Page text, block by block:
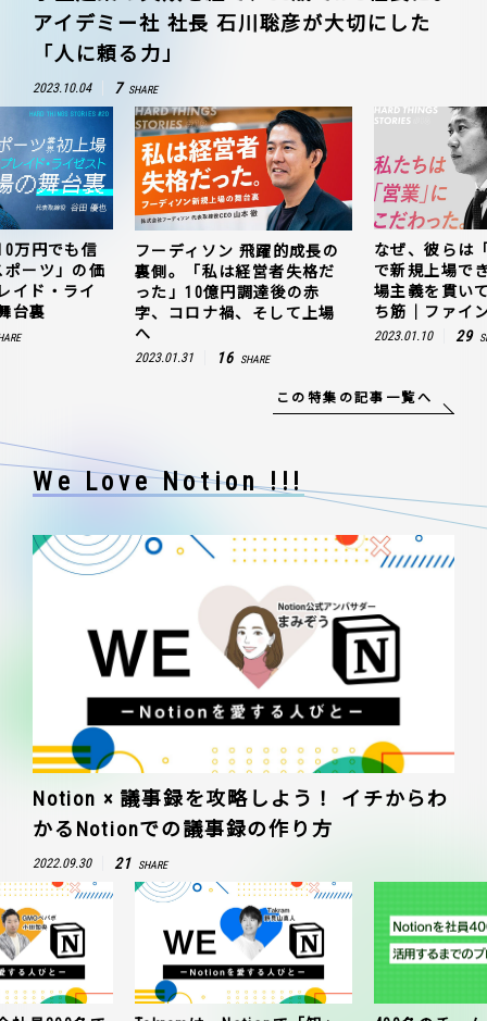
アイデミー社 社長 石川聡彦が大切にした
「人に頼る力」
2023.10.04 7 SHARE
万円でも信
ーツ」の価
イド・ライ
台裏
フーディソン 飛躍的成長の
裏側。「私は経営者失格だ
った」10億円調達後の赤
字、コロナ禍、そして上場
へ
2023.01.31 16 SHARE
なぜ、彼らは
で新規上場で
場主義を貫い
ち筋｜ファイ
2023.01.10 29
この特集の記事一覧へ
We Love Notion !!!
Notion × 議事録を攻略しよう！ イチからわ
かるNotionでの議事録の作り方
2022.09.30 21 SHARE